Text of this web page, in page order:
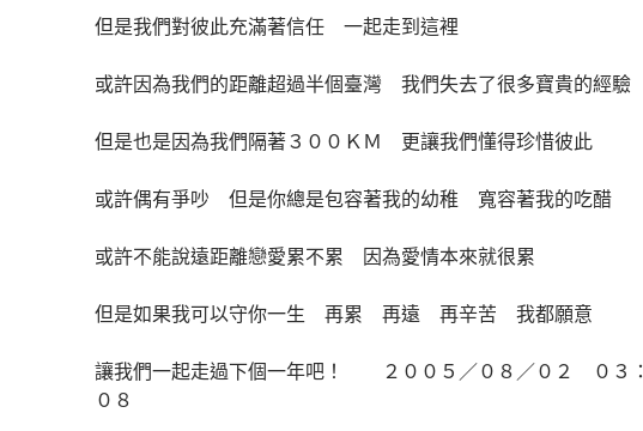
但是我們對彼此充滿著信任 一起走到這裡
或許因為我們的距離超過半個臺灣 我們失去了很多寶貴的經驗
但是也是因為我們隔著３００ＫＭ 更讓我們懂得珍惜彼此
或許偶有爭吵 但是你總是包容著我的幼稚 寬容著我的吃醋
或許不能說遠距離戀愛累不累 因為愛情本來就很累
但是如果我可以守你一生 再累 再遠 再辛苦 我都願意
讓我們一起走過下個一年吧！ ２００５／０８／０２ ０３：
０８